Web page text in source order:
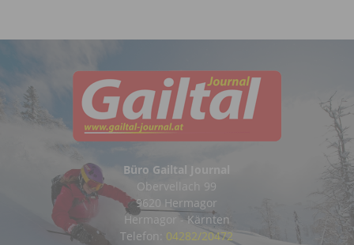
Büro Gailtal Journal
Obervellach 99
9620 Hermagor
Hermagor - Kärnten
Telefon: 04282/20472